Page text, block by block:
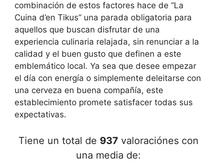
combinación de estos factores hace de “La
Cuina d’en Tikus” una parada obligatoria para
aquellos que buscan disfrutar de una
experiencia culinaria relajada, sin renunciar a la
calidad y el buen gusto que definen a este
emblemático local. Ya sea que desee empezar
el día con energía o simplemente deleitarse con
una cerveza en buena compañía, este
establecimiento promete satisfacer todas sus
expectativas.
Tiene un total de 937 valoraciónes con
una media de: